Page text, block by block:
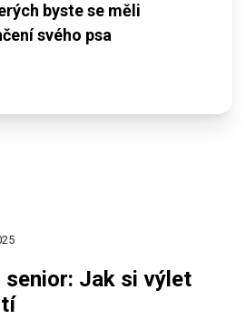
byste se měli
svého psa
Jak si výlet